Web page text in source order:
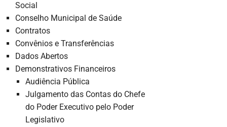
Social
Conselho Municipal de Saúde
Contratos
Convênios e Transferências
Dados Abertos
Demonstrativos Financeiros
Audiência Pública
Julgamento das Contas do Chefe
do Poder Executivo pelo Poder
Legislativo